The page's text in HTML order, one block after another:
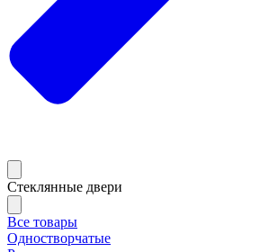
Стеклянные двери
Все товары
Одностворчатые